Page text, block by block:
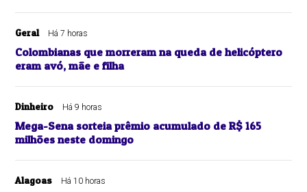
Geral Há 7 horas
Colombianas que morreram na queda de helicóptero
eram avó, mãe e filha
Dinheiro Há 9 horas
Mega-Sena sorteia prêmio acumulado de R$ 165
milhões neste domingo
Alagoas Há 10 horas